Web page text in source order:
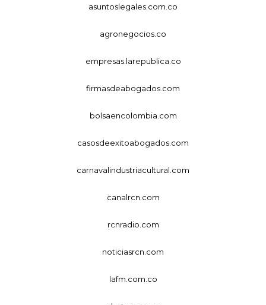
asuntoslegales.com.co
agronegocios.co
empresas.larepublica.co
firmasdeabogados.com
bolsaencolombia.com
casosdeexitoabogados.com
carnavalindustriacultural.com
canalrcn.com
rcnradio.com
noticiasrcn.com
lafm.com.co